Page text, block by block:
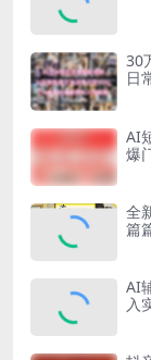
30
日
AI
爆
全
篇
AI
入